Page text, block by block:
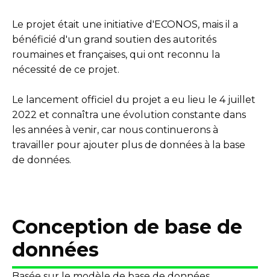
Le projet était une initiative d'ECONOS, mais il a
bénéficié d'un grand soutien des autorités
roumaines et françaises, qui ont reconnu la
nécessité de ce projet.
Le lancement officiel du projet a eu lieu le 4 juillet
2022 et connaîtra une évolution constante dans
les années à venir, car nous continuerons à
travailler pour ajouter plus de données à la base
de données.
Conception de base de
données